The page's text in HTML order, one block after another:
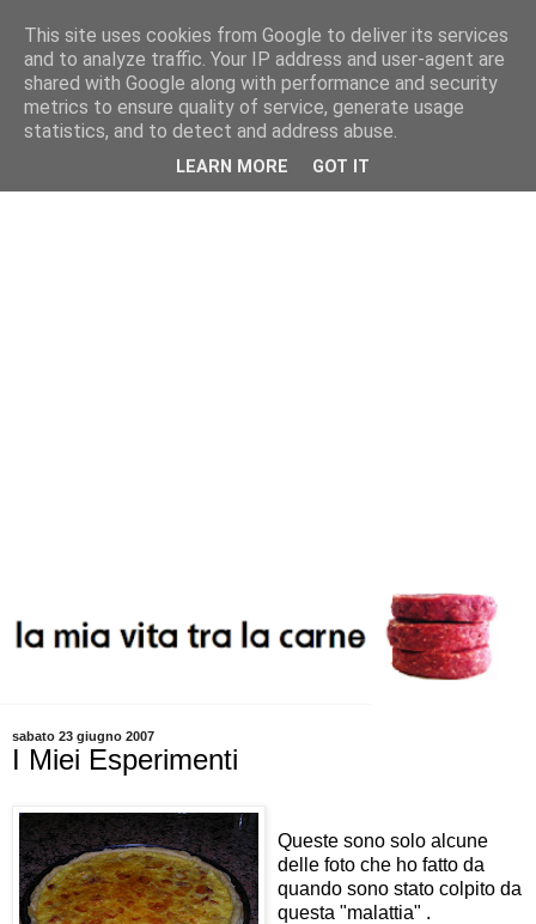
sabato 23 giugno 2007
I Miei Esperimenti
Queste sono solo alcune
delle foto che ho fatto da
quando sono stato colpito da
questa "malattia" .
This site uses cookies from Google to deliver its services
and to analyze traffic. Your IP address and user-agent are
shared with Google along with performance and security
metrics to ensure quality of service, generate usage
statistics, and to detect and address abuse.
LEARN MORE GOT IT